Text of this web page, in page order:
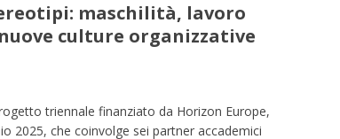
maschilità, lavoro
culture organizzative
triennale finanziato da Horizon Europe,
2025, che coinvolge sei partner accademici